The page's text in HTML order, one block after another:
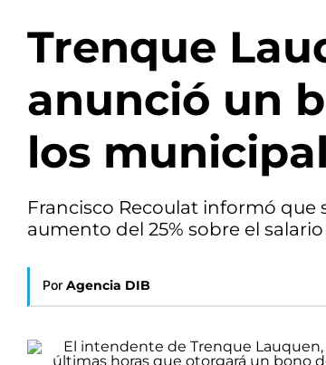
Trenque
anunció un
los
Francisco Recoulat informó que
aumento del 25% sobre el
Por Agencia DIB